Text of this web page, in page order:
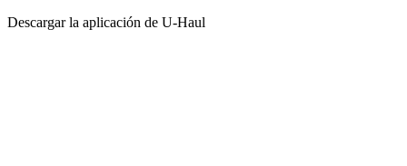
Descargar la aplicación de U-Haul